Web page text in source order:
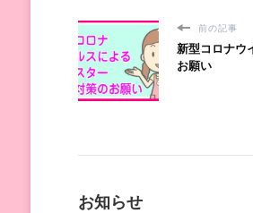
前の記事
新型コロナウ
お願い
お知らせ